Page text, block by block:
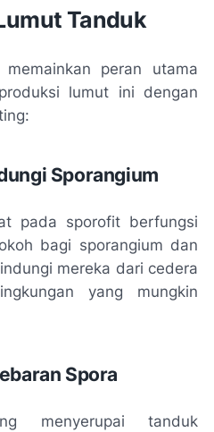
Tanduk
peran utama
lumut ini dengan
Sporangium
pada sporofit berfungsi
bagi sporangium dan
mereka dari cedera
yang mungkin
Spora
menyerupai tanduk